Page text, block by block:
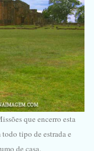
que encerro esta
tipo de estrada e
de casa.